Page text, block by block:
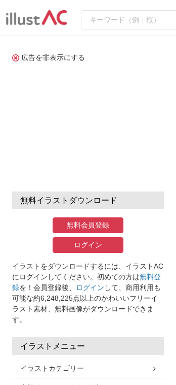
広告を非表示にする
無料イラストダウンロード
無料会員登録
ログイン
イラストをダウンロードするには、イラストAC
にログインしてください。初めての方は無料登
録を！会員登録後、 ログイン して、商用利用も
可能な約6,248,225点以上のかわいいフリーイ
ラスト素材、無料画像がダウンロードできま
す。
イラストメニュー
イラストカテゴリー